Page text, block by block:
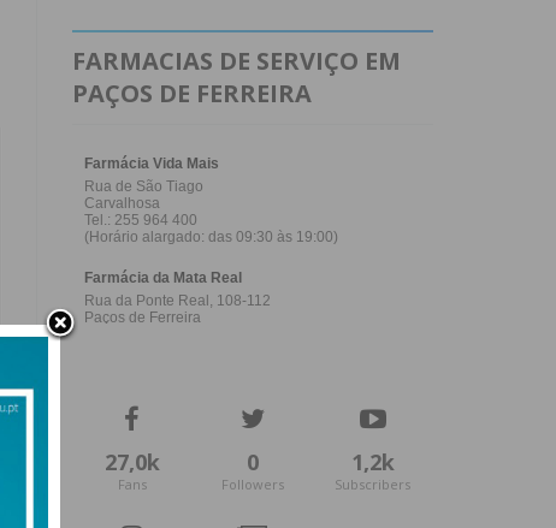
FARMACIAS DE SERVIÇO EM
PAÇOS DE FERREIRA
27,0k
Fans
0
Followers
1,2k
Subscribers